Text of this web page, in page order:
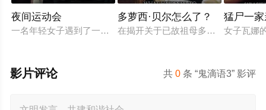
夜间运动会
一名年轻女子遇到了一位在网上认识的富有男友。她很快发现
多萝西·贝尔怎么了？
在揭开关于已故祖母多萝西·贝尔的
猛尸一
女子瓦娜
共0 条 “鬼滴语3” 影评
影片评论